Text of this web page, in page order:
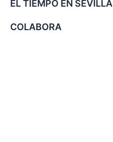
EL TIEMPO EN SEVILLA
COLABORA